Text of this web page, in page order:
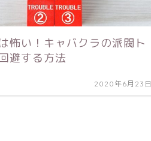
怖い！キャバクラの派閥ト
避する方法
2020年6月23日